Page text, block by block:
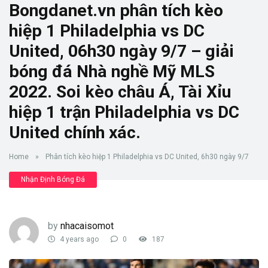
Bongdanet.vn phân tích kèo
hiệp 1 Philadelphia vs DC
United, 06h30 ngày 9/7 – giải
bóng đá Nhà nghề Mỹ MLS
2022. Soi kèo châu Á, Tài Xỉu
hiệp 1 trận Philadelphia vs DC
United chính xác.
Home » Phân tích kèo hiệp 1 Philadelphia vs DC United, 6h30 ngày 9/7
Nhận Định Bóng Đá
by nhacaisomot
4 years ago 0 187